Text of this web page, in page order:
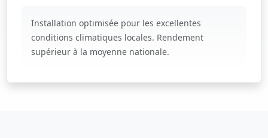
Installation optimisée pour les excellentes
conditions climatiques locales. Rendement
supérieur à la moyenne nationale.